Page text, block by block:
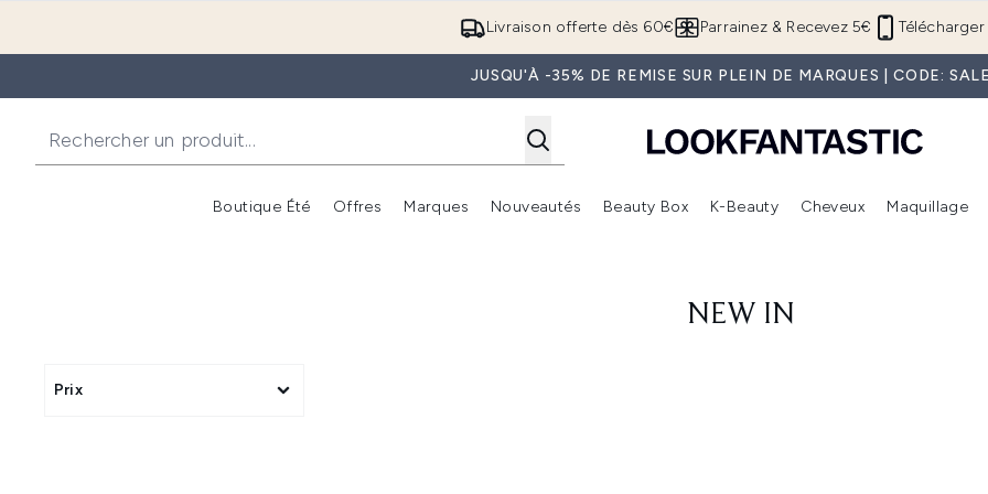
Passer au contenu principal
Livraison offerte dès 60€ Télécharger
Parrainez & Recevez 5€
JUSQU'À -35% DE REMISE SUR PLEIN DE MARQUES | CODE:
Boutique Été
Accédez au sous-menu (Boutique Été )
Offres
Accédez au sous-menu (Offres)
Marques
Accédez au sous-menu (Marques)
Nouveautés
Accédez au sous-menu (Nouveautés)
Beauty Box
Accédez au sous-menu (Beauty Box)
K-Beauty Cheveux Maquillage
NEW IN
Prix